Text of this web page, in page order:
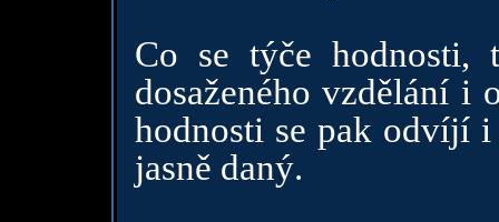
Co se týče
dosaženého vzdělání i
hodnosti se pak odvíjí
jasně daný.